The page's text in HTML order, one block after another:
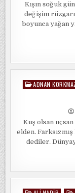
Kışın soğuk
değişim
boyunca yağan
Posted
ADNAN
Kuş olsan uçsan
elden.
dediler.